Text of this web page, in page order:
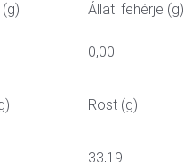
Állati fehérje (g)
0,00
Rost (g)
33,19